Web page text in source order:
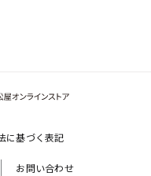
に基づく表記
お問い合わせ